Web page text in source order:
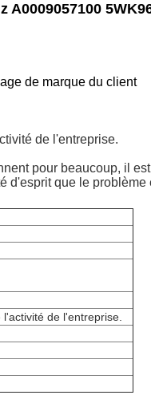
A0009057100
de marque du client
de l'entreprise.
pour beaucoup, il
d'esprit que le problème
de l'entreprise.